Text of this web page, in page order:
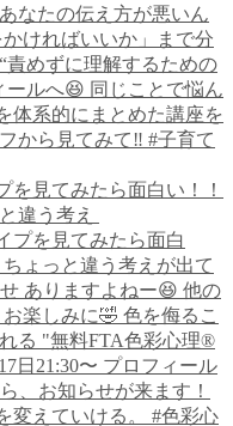
を見てみたら面白い！！
違う考え